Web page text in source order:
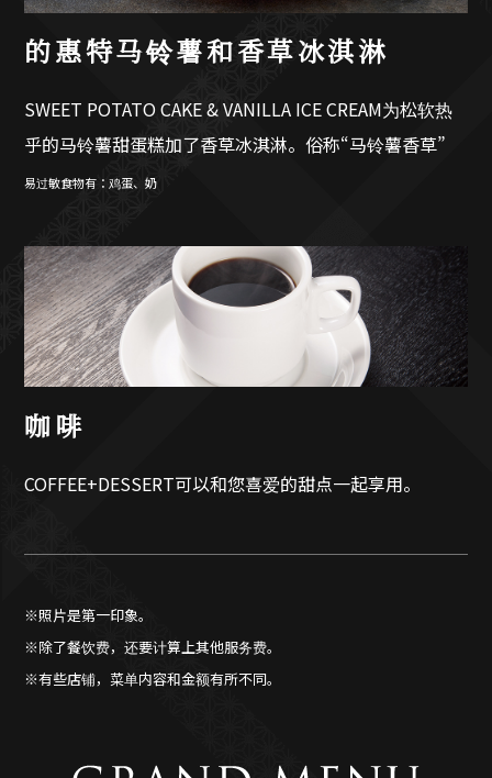
的惠特马铃薯和香草冰淇淋
SWEET POTATO CAKE & VANILLA ICE CREAM为松软热
乎的马铃薯甜蛋糕加了香草冰淇淋。俗称“马铃薯香草”
易过敏食物有：鸡蛋、奶
咖啡
COFFEE+DESSERT可以和您喜爱的甜点一起享用。
※照片是第一印象。
※除了餐饮费，还要计算上其他服务费。
※有些店铺，菜单内容和金额有所不同。